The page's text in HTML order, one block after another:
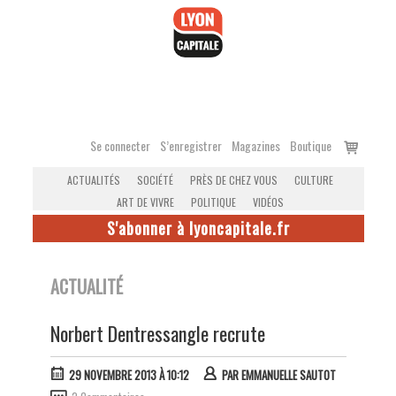
Se connecter S’enregistrer Magazines Boutique
Voir
ACTUALITÉS SOCIÉTÉ PRÈS DE CHEZ VOUS
CULTURE
ART DE VIVRE
POLITIQUE VIDÉOS
S'abonner à lyoncapitale.fr
ACTUALITÉ
Norbert Dentressangle recrute
29 NOVEMBRE 2013 À 10:12 PAREMMANUELLE SAUTOT